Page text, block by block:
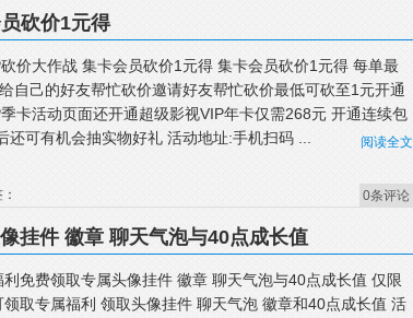
砍价1元得
价大作战 集卡会员砍价1元得 集卡会员砍价1元得 每单最
自己的好友帮忙砍价邀请好友帮忙砍价最低可砍至1元开通
卡活动页面还开通超级影视VIP年卡仅需268元 开通连续包
还可有机会抽实物好礼 活动地址:手机扫码 ...
阅读全文
0条评论
挂件 徽章 聊天气泡与40点成长值
利免费领取专属头像挂件 徽章 聊天气泡与40点成长值 仅限
领取专属福利 领取头像挂件 聊天气泡 徽章和40点成长值 活